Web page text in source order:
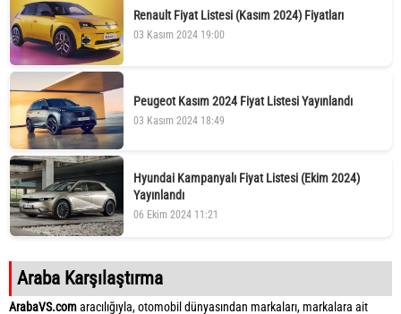
Renault Fiyat Listesi (Kasım 2024) Fiyatları
03 Kasım 2024 19:00
Peugeot Kasım 2024 Fiyat Listesi Yayınlandı
03 Kasım 2024 18:49
Hyundai Kampanyalı Fiyat Listesi (Ekim 2024)
Yayınlandı
06 Ekim 2024 11:21
Araba Karşılaştırma
ArabaVS.comaracılığıyla, otomobil dünyasından markaları, markalara ait